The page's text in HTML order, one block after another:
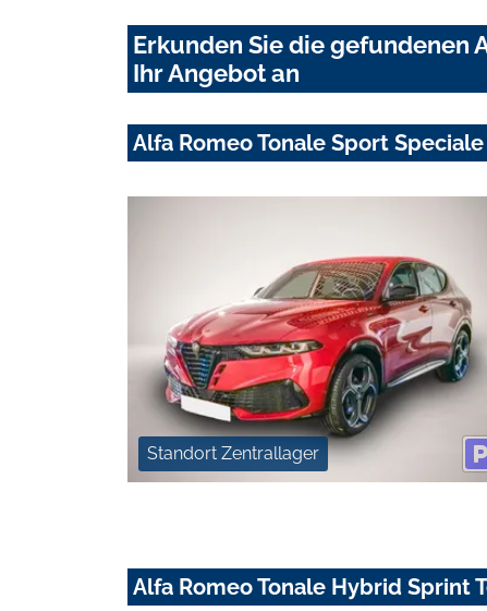
Erkunden Sie die gefundenen
Ihr Angebot an
Alfa Romeo Tonale Sport
Standort Zentrallager
Alfa Romeo Tonale Hybrid Sprint